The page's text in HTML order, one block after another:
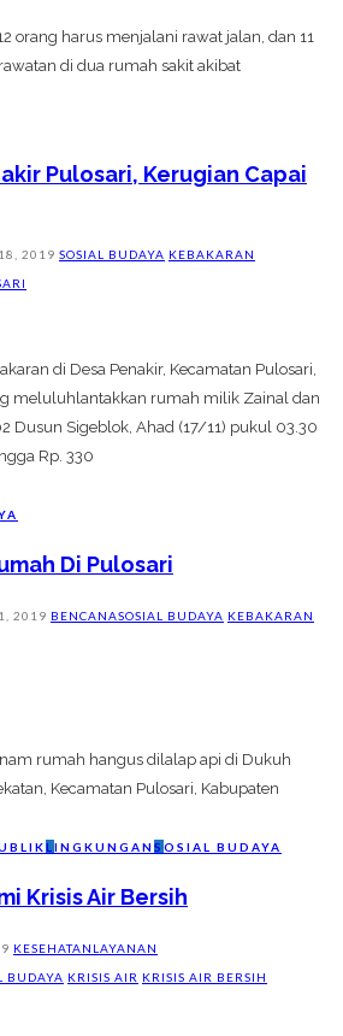
orang harus menjalani rawat jalan, dan 11
di dua rumah sakit akibat
Pulosari, Kerugian Capai
2019 SOSIAL BUDAYA KEBAKARAN
di Desa Penakir, Kecamatan Pulosari,
meluluhlantakkan rumah milik Zainal dan
Dusun Sigeblok, Ahad (17/11) pukul 03.30
Rp. 330
Di Pulosari
2019 BENCANASOSIAL BUDAYA KEBAKARAN
rumah hangus dilalap api di Dukuh
Kecamatan Pulosari, Kabupaten
L INGKUNGAN S OSIAL BUDAYA
Krisis Air Bersih
KESEHATAN LAYANAN
BUDAYA KRISIS AIR KRISIS AIR BERSIH